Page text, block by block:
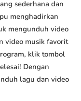
sederhana dan
menghadirkan
mengunduh video
video musik favorit
klik tombol
Dengan
lagu dan video